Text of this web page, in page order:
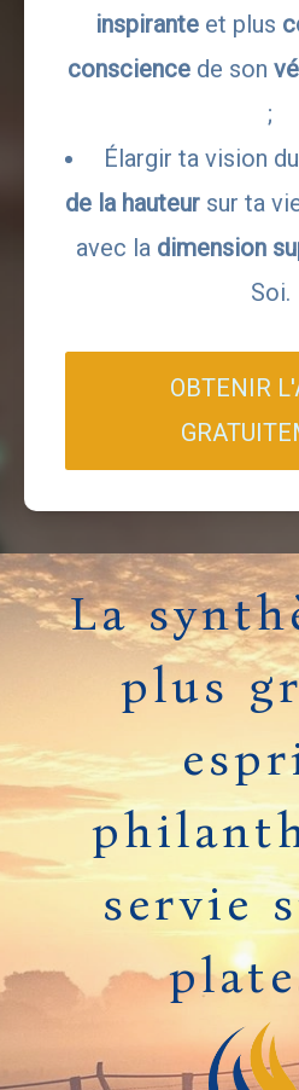
inspirante et plus
conscience de son
;
Élargir ta vision
de la hauteur sur ta
avec la dimension
Soi.
OBTENIR
La
plus
servie